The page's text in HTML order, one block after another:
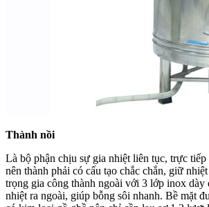
Thành nồi
Là bộ phận chịu sự gia nhiệt liên tục, trực tiếp
nên thành phải có cấu tạo chắc chắn, giữ
trọng gia công thành ngoài với 3 lớp inox dày
nhiệt ra ngoài, giúp bỗng sôi nhanh. Bề mặt